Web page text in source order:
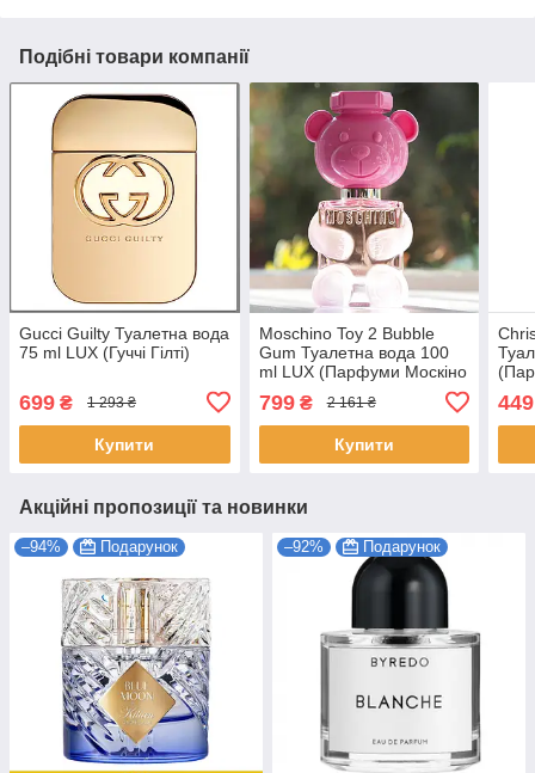
Подібні товари компанії
Gucci Guilty Туалетна вода
75 ml LUX (Гуччі Гілті)
699 ₴ 1 293 ₴
Купити
Moschino Toy 2 Bubble
Gum Туалетна вода 100
ml LUX (Парфуми Москіно
799₴ 2 161 ₴
Купити
449
Акційні пропозиції та новинки
–94% Подарунок –92% Подарунок